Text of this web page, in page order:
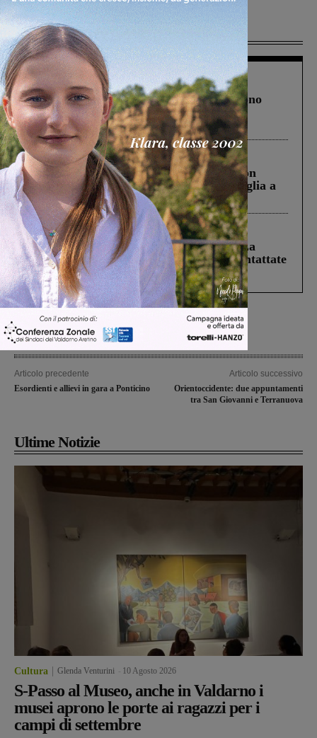
Più lette
Cronaca 4 Agosto 2026
Un anno fa la strage in A1 in cui morirono
Gianni, Giulia e Franco. Lo schianto, il
processo, lo stop ai sorpassi fra tir....
Cronaca 3 Agosto 2026
Scomparso da una struttura di Castiglion
Fiorentino l’uomo che aveva ucciso la figlia a
Levane nel 2020
Cronaca 5 Agosto 2026
Continuano le ricerche di Miah Billal. La
Prefettura: “In caso di avvistamento contattate
il 112”
Articolo precedente
Esordienti e allievi in gara a Ponticino
Articolo successivo
Orientoccidente: due appuntamenti
tra San Giovanni e Terranuova
Ultime Notizie
Cultura Glenda Venturini 10 Agosto 2026
S-Passo al Museo, anche in Valdarno i
musei aprono le porte ai ragazzi per i
campi di settembre